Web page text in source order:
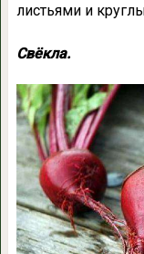
листьями и
Свёкла.